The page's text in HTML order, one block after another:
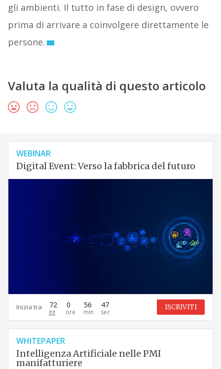
gli ambienti. Il tutto in fase di design, ovvero
prima di arrivare a coinvolgere direttamente le
persone.
Valuta la qualità di questo articolo
WEBINAR
Digital Event: Verso la fabbrica del futuro
Inizia tra 72 0 56 46 ISCRIVITI
WHITEPAPER
Intelligenza Artificiale nelle PMI
manifatturiere